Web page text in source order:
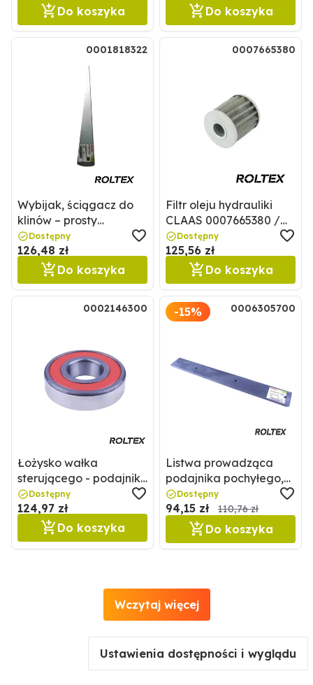
Do koszyka
Do koszyka
0001818322
Wybijak, ściągacz do
klinów – prosty
0001818322 / 1818322
Dostępny
126,48 zł
Do koszyka
0007665380
Filtr oleju hydrauliki
CLAAS 0007665380 /
7665380
Dostępny
125,56 zł
Do koszyka
0002146300
Łożysko wałka
sterującego - podajnik
pochyły 0002146300 /
2146300
Dostępny
124,97 zł
Do koszyka
-15% 0006305700
Listwa prowadząca
podajnika pochyłego,
kanału wciągającego
0006305700 / 6305700
Dostępny
94,15 zł 110,76 zł
Do koszyka
Wczytaj więcej
Ustawienia dostępności i wyglądu